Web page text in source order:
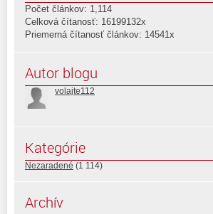
Počet článkov: 1,114
Celková čítanosť: 16199132x
Priemerná čítanosť článkov: 14541x
Autor blogu
volajte112
Kategórie
Nezaradené (1 114)
Archív